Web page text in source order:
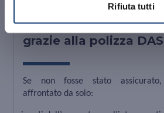
Rifiuta tutti
Quanto ha
grazie alla polizza
Se non fosse stato
affrontato da solo: